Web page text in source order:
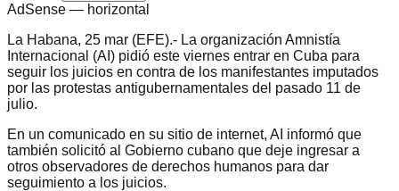
AdSense — horizontal
La Habana, 25 mar (EFE).- La organización Amnistía
Internacional (AI) pidió este viernes entrar en Cuba para
seguir los juicios en contra de los manifestantes imputados
por las protestas antigubernamentales del pasado 11 de
julio.
En un comunicado en su sitio de internet, AI informó que
también solicitó al Gobierno cubano que deje ingresar a
otros observadores de derechos humanos para dar
seguimiento a los juicios.